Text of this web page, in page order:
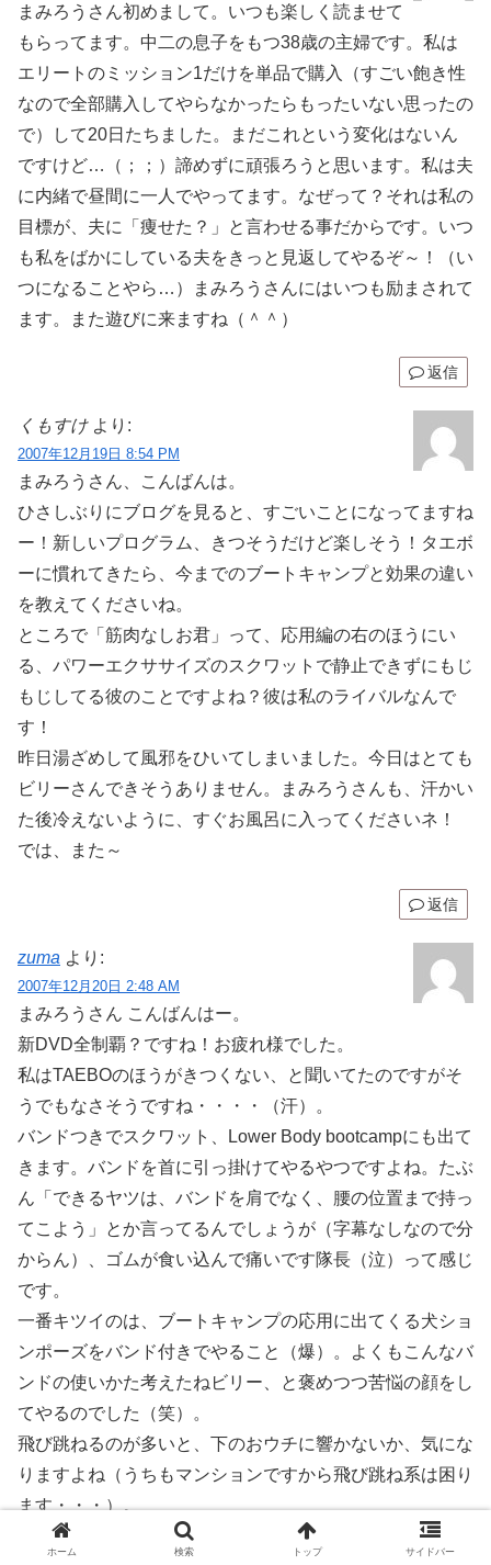
まみろうさん初めまして。いつも楽しく読ませて
もらってます。中二の息子をもつ38歳の主婦です。私は
エリートのミッション1だけを単品で購入（すごい飽き性
なので全部購入してやらなかったらもったいない思ったの
で）して20日たちました。まだこれという変化はないん
ですけど…（；；）諦めずに頑張ろうと思います。私は夫
に内緒で昼間に一人でやってます。なぜって？それは私の
目標が、夫に「痩せた？」と言わせる事だからです。いつ
も私をばかにしている夫をきっと見返してやるぞ～！（い
つになることやら…）まみろうさんにはいつも励まされて
ます。また遊びに来ますね（＾＾）
返信
くもすけ より:
2007年12月19日 8:54 PM
まみろうさん、こんばんは。
ひさしぶりにブログを見ると、すごいことになってますね
ー！新しいプログラム、きつそうだけど楽しそう！タエボ
ーに慣れてきたら、今までのブートキャンプと効果の違い
を教えてくださいね。
ところで「筋肉なしお君」って、応用編の右のほうにい
る、パワーエクササイズのスクワットで静止できずにもじ
もじしてる彼のことですよね？彼は私のライバルなんで
す！
昨日湯ざめして風邪をひいてしまいました。今日はとても
ビリーさんできそうありません。まみろうさんも、汗かい
た後冷えないように、すぐお風呂に入ってくださいネ！
では、また～
返信
zuma より:
2007年12月20日 2:48 AM
まみろうさん こんばんはー。
新DVD全制覇？ですね！お疲れ様でした。
私はTAEBOのほうがきつくない、と聞いてたのですがそ
うでもなさそうですね・・・・（汗）。
バンドつきでスクワット、Lower Body bootcampにも出て
きます。バンドを首に引っ掛けてやるやつですよね。たぶ
ん「できるヤツは、バンドを肩でなく、腰の位置まで持っ
てこよう」とか言ってるんでしょうが（字幕なしなので分
からん）、ゴムが食い込んで痛いです隊長（泣）って感じ
です。
一番キツイのは、ブートキャンプの応用に出てくる犬ショ
ンポーズをバンド付きでやること（爆）。よくもこんなバ
ンドの使いかた考えたねビリー、と褒めつつ苦悩の顔をし
てやるのでした（笑）。
飛び跳ねるのが多いと、下のおウチに響かないか、気にな
りますよね（うちもマンションですから飛び跳ね系は困り
ます・・・）。
私はそういうとき、勝手に腰ひねり中腰ポーズに変換して
ホーム 検索 トップ サイドバー